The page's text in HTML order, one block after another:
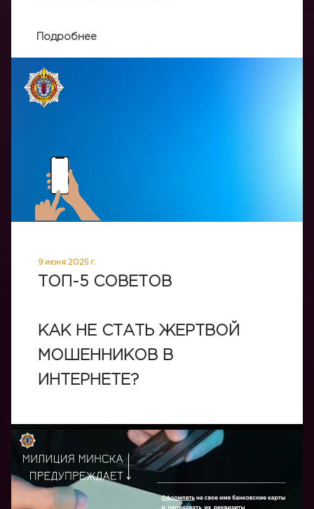
Подробнее
9 июня 2025 г.
ТОП-5 СОВЕТОВ
КАК НЕ СТАТЬ ЖЕРТВОЙ
МОШЕННИКОВ В
ИНТЕРНЕТЕ?